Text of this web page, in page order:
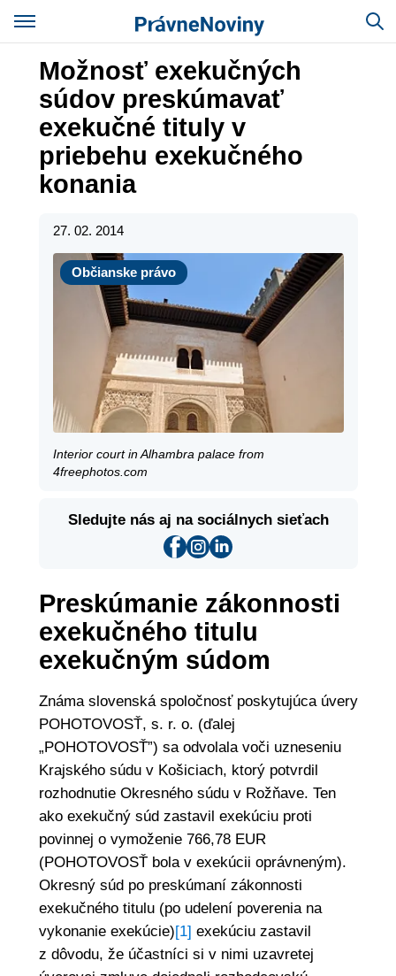
Možnosť exekučných
súdov preskúmavať
exekučné tituly v
priebehu exekučného
konania
27. 02. 2014
Občianske právo
Občianske právo
Interior court in Alhambra palace from
4freephotos.com
Sledujte nás aj na sociálnych sieťach
Preskúmanie zákonnosti
exekučného titulu
exekučným súdom
Známa slovenská spoločnosť poskytujúca úvery
POHOTOVOSŤ, s. r. o. (ďalej
„POHOTOVOSŤ”) sa odvolala voči uzneseniu
Krajského súdu v Košiciach, ktorý potvrdil
rozhodnutie Okresného súdu v Rožňave. Ten
ako exekučný súd zastavil exekúciu proti
povinnej o vymoženie 766,78 EUR
(POHOTOVOSŤ bola v exekúcii oprávneným).
Okresný súd po preskúmaní zákonnosti
exekučného titulu (po udelení poverenia na
vykonanie exekúcie)[1] exekúciu zastavil
z dôvodu, že účastníci si v nimi uzavretej